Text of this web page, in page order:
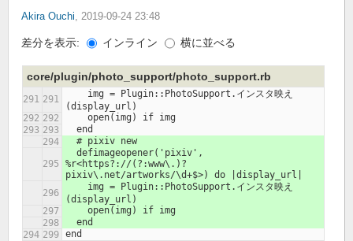
Akira Ouchi, 2019-09-24 23:48
差分を表示: インライン 横に並べる
core/plugin/photo_support/photo_support.rb
(display_url)
    open(img) if img
  end
  # pixiv new
%r<https?://(?:www\.)?
pixiv\.net/artworks/\d+$>) do |display_url|
(display_url)
    open(img) if img
  end
end